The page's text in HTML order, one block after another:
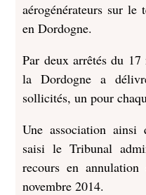
aérogénérateurs sur le
en Dordogne.
Par deux arrêtés du
la Dordogne a
sollicités, un pour
Une association
saisi le Tribunal
recours en
novembre 2014.